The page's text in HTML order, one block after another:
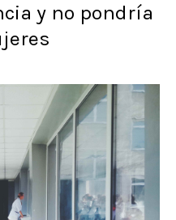
y no pondría